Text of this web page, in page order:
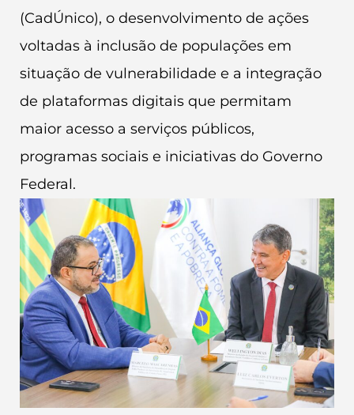
(CadÚnico), o desenvolvimento de ações
voltadas à inclusão de populações em
situação de vulnerabilidade e a integração
de plataformas digitais que permitam
maior acesso a serviços públicos,
programas sociais e iniciativas do Governo
Federal.